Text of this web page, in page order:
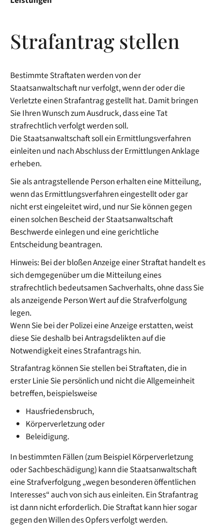
Strafantrag stellen
Bestimmte Straftaten werden von der
Staatsanwaltschaft nur verfolgt, wenn der oder die
Verletzte einen Strafantrag gestellt hat. Damit bringen
Sie Ihren Wunsch zum Ausdruck, dass eine Tat
strafrechtlich verfolgt werden soll.
Die Staatsanwaltschaft soll ein Ermittlungsverfahren
einleiten und nach Abschluss der Ermittlungen Anklage
erheben.
Sie als antragstellende Person erhalten eine Mitteilung,
wenn das Ermittlungsverfahren eingestellt oder gar
nicht erst eingeleitet wird, und nur Sie können gegen
einen solchen Bescheid der Staatsanwaltschaft
Beschwerde einlegen und eine gerichtliche
Entscheidung beantragen.
Hinweis: Bei der bloßen Anzeige einer Straftat handelt es
sich demgegenüber um die Mitteilung eines
strafrechtlich bedeutsamen Sachverhalts, ohne dassSie
als anzeigende Person Wert auf die Strafverfolgung
legen.
Wenn Sie bei der Polizei eine Anzeige erstatten, weist
diese Sie deshalb bei Antragsdelikten auf die
Notwendigkeit eines Strafantrags hin.
Strafantrag können Sie stellen bei Straftaten, die in
erster Linie Sie persönlich und nicht die Allgemeinheit
betreffen, beispielsweise
Hausfriedensbruch,
Körperverletzung oder
Beleidigung.
In bestimmten Fällen (zum Beispiel Körperverletzung
oder Sachbeschädigung) kann die Staatsanwaltschaft
eine Strafverfolgung „wegen besonderen öffentlichen
Interesses“ auch von sich aus einleiten. Ein Strafantrag
ist dann nicht erforderlich. Die Straftat kann hiersogar
gegen den Willen des Opfers verfolgt werden.